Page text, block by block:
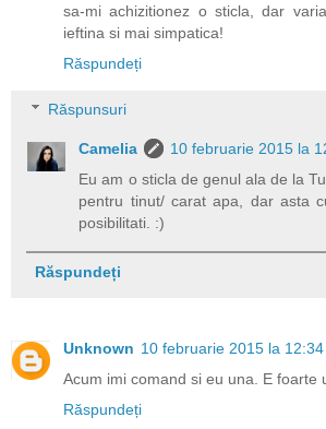
sa-mi achizitionez o sticla, dar
ieftina si mai simpatica!
Răspundeți
Răspunsuri
Camelia
10 februarie 2015 la
Eu am o sticla de genul ala de la
pentru tinut/ carat apa, dar asta
posibilitati. :)
Răspundeți
Unknown 10 februarie 2015 la 12:34
Acum imi comand si eu una. E foarte
Răspundeți